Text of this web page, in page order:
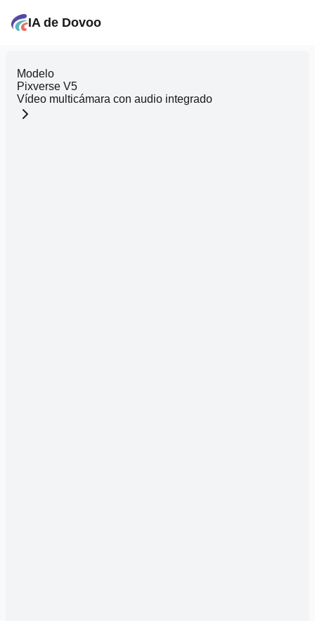
IA de Dovoo
Modelo
Pixverse V5
Vídeo multicámara con audio integrado